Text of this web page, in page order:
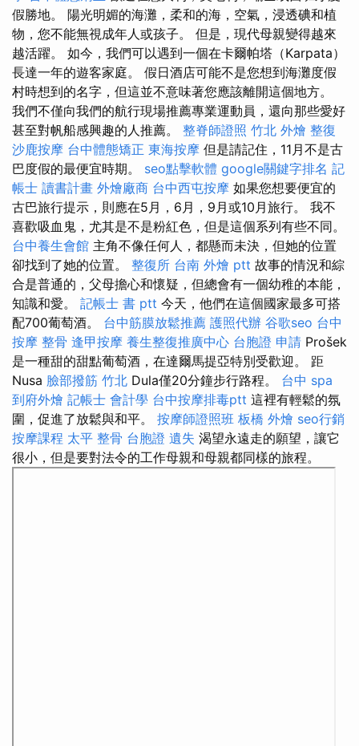
假勝地。 陽光明媚的海灘，柔和的海，空氣，浸透碘和植
物，您不能無視成年人或孩子。 但是，現代母親變得越來
越活躍。 如今，我們可以遇到一個在卡爾帕塔（Karpata）
長達一年的遊客家庭。 假日酒店可能不是您想到海灘度假
村時想到的名字，但這並不意味著您應該離開這個地方。
我們不僅向我們的航行現場推薦專業運動員，還向那些愛好
甚至對帆船感興趣的人推薦。 整脊師證照 竹北 外燴 整復
沙鹿按摩 台中體態矯正 東海按摩 但是請記住，11月不是古
巴度假的最便宜時期。 seo點擊軟體 google關鍵字排名 記
帳士 讀書計畫 外燴廠商 台中西屯按摩 如果您想要便宜的
古巴旅行提示，則應在5月，6月，9月或10月旅行。 我不
喜歡吸血鬼，尤其是不是粉紅色，但是這個系列有些不同。
台中養生會館 主角不像任何人，都懸而未決，但她的位置
卻找到了她的位置。 整復所 台南 外燴 ptt 故事的情況和綜
合是普通的，父母擔心和懷疑，但總會有一個幼稚的本能，
知識和愛。 記帳士 書 ptt 今天，他們在這個國家最多可搭
配700葡萄酒。 台中筋膜放鬆推薦 護照代辦 谷歌seo 台中
按摩 整骨 逢甲按摩 養生整復推廣中心 台胞證 申請 Prošek
是一種甜的甜點葡萄酒，在達爾馬提亞特別受歡迎。 距
Nusa 臉部撥筋 竹北 Dula僅20分鐘步行路程。 台中 spa
到府外燴 記帳士 會計學 台中按摩排毒ptt 這裡有輕鬆的氛
圍，促進了放鬆與和平。 按摩師證照班 板橋 外燴 seo行銷
按摩課程 太平 整骨 台胞證 遺失 渴望永遠走的願望，讓它
很小，但是要對法令的工作母親和母親都同樣的旅程。